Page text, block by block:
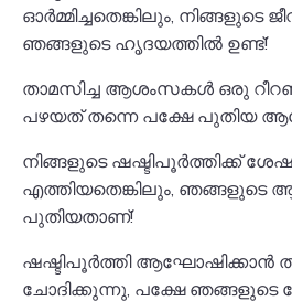
ഓർമ്മിച്ചതെങ്കിലും, നിങ്ങളുടെ
ഞങ്ങളുടെ ഹൃദയത്തിൽ ഉണ്ട്!
താമസിച്ച ആശംസകൾ ഒരു
പഴയത് തന്നെ പക്ഷേ പുതിയ
നിങ്ങളുടെ ഷഷ്ടിപൂർത്തിക്ക്
എത്തിയതെങ്കിലും,
പുതിയതാണ്!
ഷഷ്ടിപൂർത്തി ആഘോഷിക്കാൻ
ചോദിക്കുന്നു, പക്ഷേ ഞങ്ങളുടെ